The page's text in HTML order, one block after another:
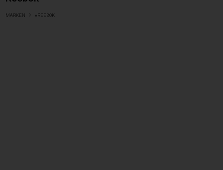
MÄRKEN » REEBOK